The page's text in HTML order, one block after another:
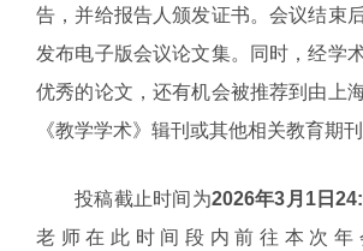
告，并给报告人颁发证书。会议结束
发布电子版会议论文集。同时，经学
优秀的论文，还有机会被推荐到由上
《教学学术》辑刊或其他相关教育期刊
投稿截止时间为2026年3月1日
老师在此时间段内前往本次年